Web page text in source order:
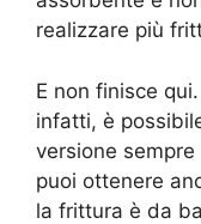
realizzare più
E non finisce
infatti, è
versione sempre
puoi ottenere
la frittura è da